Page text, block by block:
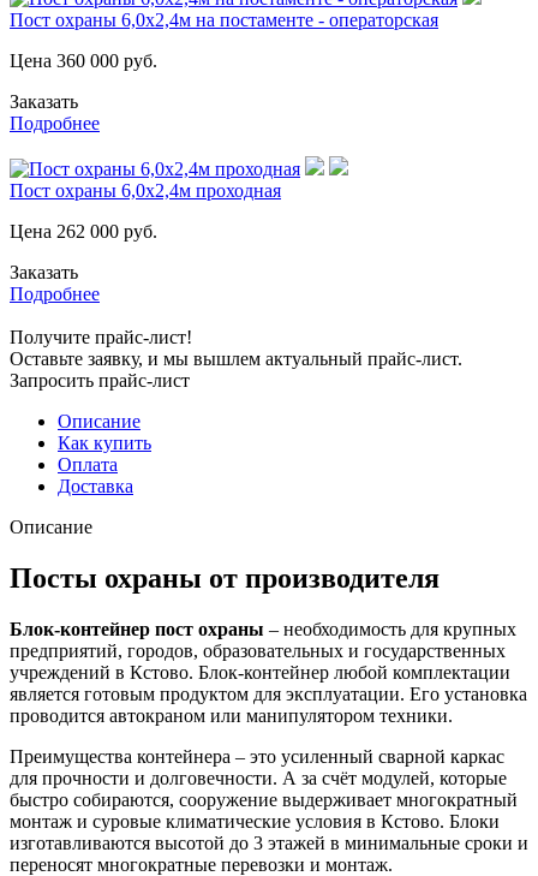
Пост охраны 6,0х2,4м на постаменте - операторская
Цена 360 000 руб.
Заказать
Подробнее
Пост охраны 6,0х2,4м проходная
Цена 262 000 руб.
Заказать
Подробнее
Получите прайс-лист!
Оставьте заявку, и мы вышлем актуальный прайс-лист.
Запросить прайс-лист
Описание
Как купить
Оплата
Доставка
Описание
Посты охраны от производителя
Блок-контейнер пост охраны – необходимость для крупных
предприятий, городов, образовательных и государственных
учреждений в Кстово. Блок-контейнер любой комплектации
является готовым продуктом для эксплуатации. Его установка
проводится автокраном или манипулятором техники.
Преимущества контейнера – это усиленный сварной каркас
для прочности и долговечности. А за счёт модулей, которые
быстро собираются, сооружение выдерживает многократный
монтаж и суровые климатические условия в Кстово. Блоки
изготавливаются высотой до 3 этажей в минимальные сроки и
переносят многократные перевозки и монтаж.